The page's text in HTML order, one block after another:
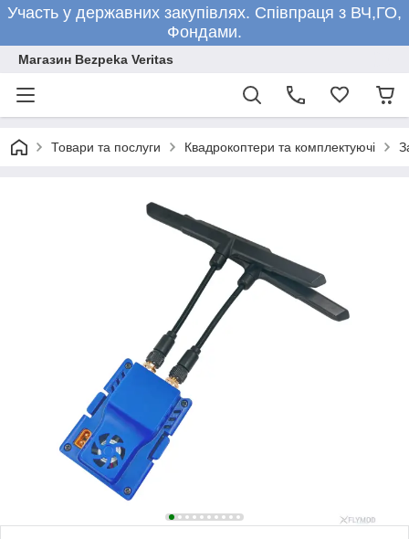
Участь у державних закупівлях. Співпраця з ВЧ,ГО,
Фондами.
Магазин Bezpeka Veritas
Товари та послуги Квадрокоптери та комплектуючі